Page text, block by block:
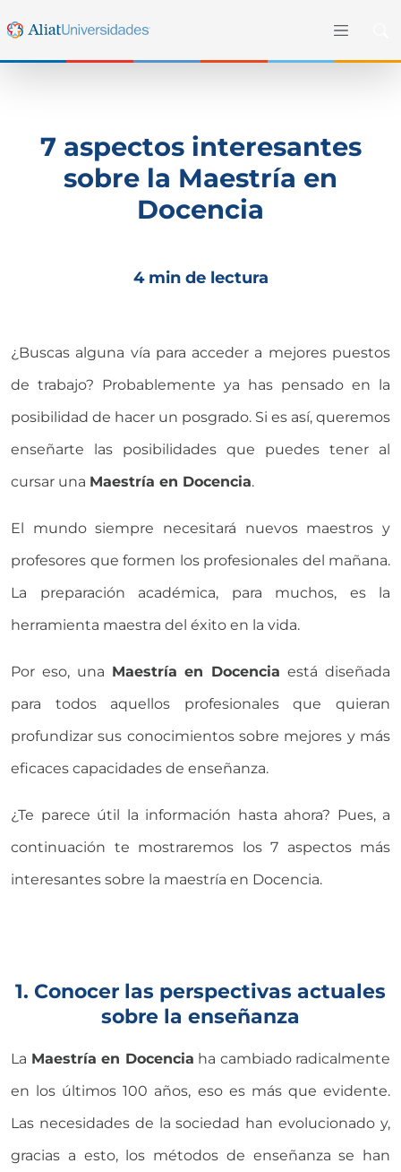
7 aspectos interesantes
sobre la Maestría en
Docencia
4 min de lectura
¿Buscas alguna vía para acceder a mejores puestos
de trabajo? Probablemente ya has pensado en la
posibilidad de hacer un posgrado. Si es así, queremos
enseñarte las posibilidades que puedes tener al
cursar una Maestría en Docencia.
El mundo siempre necesitará nuevos maestros y
profesores que formen los profesionales del mañana.
La preparación académica, para muchos, es la
herramienta maestra del éxito en la vida.
Por eso, una Maestría en Docencia está diseñada
para todos aquellos profesionales que quieran
profundizar sus conocimientos sobre mejores y más
eficaces capacidades de enseñanza.
¿Te parece útil la información hasta ahora? Pues, a
continuación te mostraremos los 7 aspectos más
interesantes sobre la maestría en Docencia.
1. Conocer las perspectivas actuales
sobre la enseñanza
La Maestría en Docencia ha cambiado radicalmente
en los últimos 100 años, eso es más que evidente.
Las necesidades de la sociedad han evolucionado y,
gracias a esto, los métodos de enseñanza se han